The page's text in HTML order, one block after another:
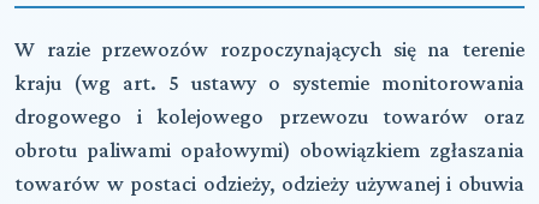
W razie przewozów rozpoczynających się na terenie
kraju (wg art. 5 ustawy o systemie monitorowania
drogowego i kolejowego przewozu towarów oraz
obrotu paliwami opałowymi) obowiązkiem zgłaszania
towarów w postaci odzieży, odzieży używanej i obuwia